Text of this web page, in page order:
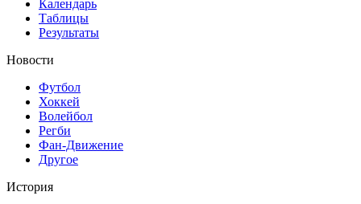
Календарь
Таблицы
Результаты
Новости
Футбол
Хоккей
Волейбол
Регби
Фан-Движение
Другое
История